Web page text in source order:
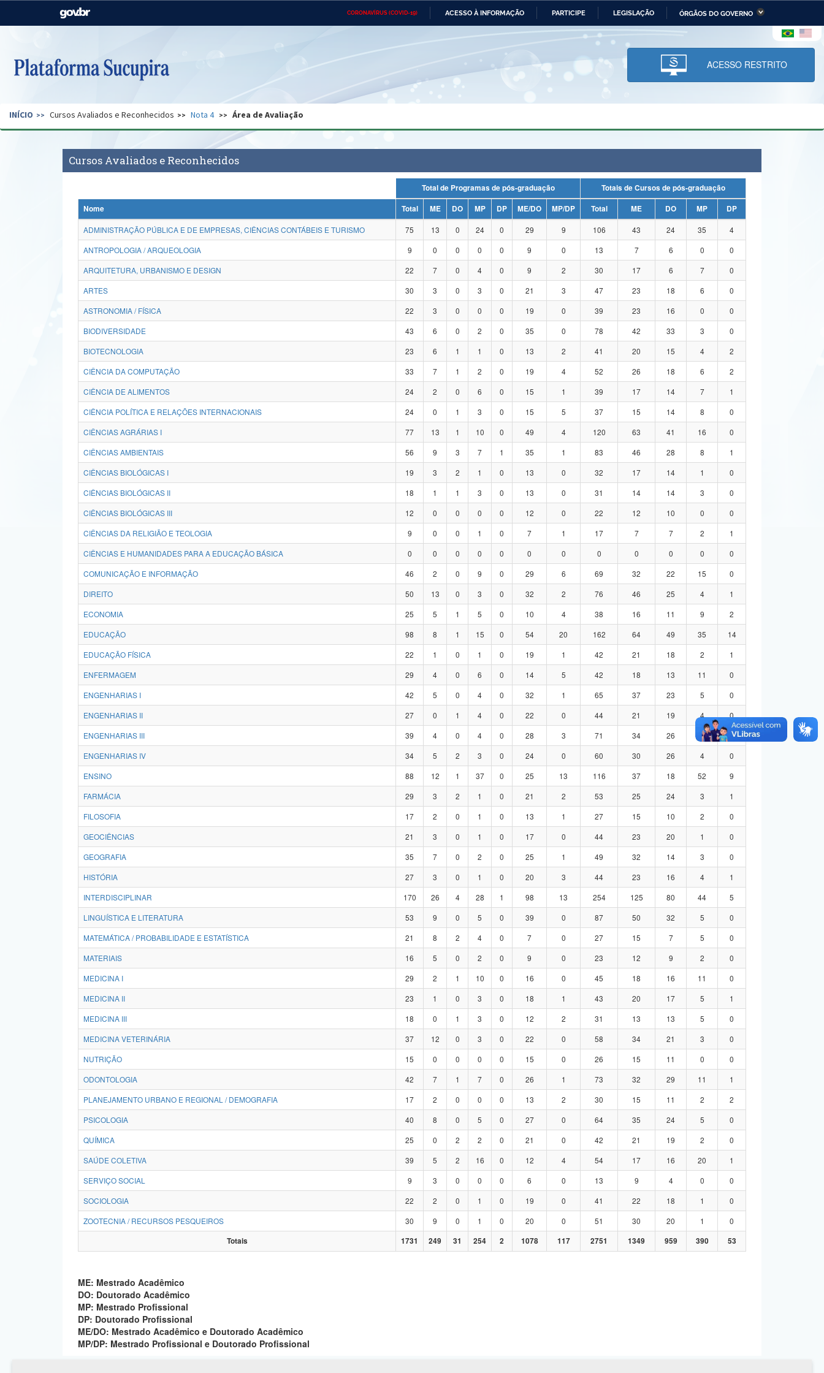
CORONAVÍRUS (COVID-19) ACESSO À INFORMAÇÃO PARTICIPE LEGISLAÇÃO ÓRGÃOS DO GOVERNO
Casa Civil Ministério das Relações Ministério da Economia Ministério da Infraestrutura
Pecuária e Abastecimento
Ministério da Ciência,
Tecnologia, Inovações e
Comunicações
Ministério do Desenvolvimento
Regional e dos Direitos Humanos
Secretaria de Governo Gabinete de Segurança Advocacia-Geral da União Banco Central do Brasil Planalto
ACESSO RESTRITO
INÍCIO Cursos Avaliados e Reconhecidos Nota 4 Área de Avaliação
Cursos Avaliados e Reconhecidos
Total de Programas de pós-graduação
Totais de Cursos de pós-graduação
Nome
Total ME DO MP DP ME/DO MP/DP Total ME DO MP
DP
ADMINISTRAÇÃO PÚBLICA E DE EMPRESAS, CIÊNCIAS CONTÁBEIS E TURISMO
75 13 0 24 0 29 9 106 43 24 35
4
ANTROPOLOGIA / ARQUEOLOGIA
9 0 0 0 0 9 0 13 7 6 0
0
ARQUITETURA, URBANISMO E DESIGN
22 7 0 4 0 9 2 30 17 6 7
0
ARTES
30 3 0 3 0 21 3 47 23 18 6
0
ASTRONOMIA / FÍSICA
22 3 0 0 0 19 0 39 23 16 0
0
BIODIVERSIDADE
43 6 0 2 0 35 0 78 42 33 3
0
BIOTECNOLOGIA
23 6 1 1 0 13 2 41 20 15 4
2
CIÊNCIA DA COMPUTAÇÃO
33 7 1 2 0 19 4 52 26 18 6
2
CIÊNCIA DE ALIMENTOS
24 2 0 6 0 15 1 39 17 14 7
1
CIÊNCIA POLÍTICA E RELAÇÕES INTERNACIONAIS
24 0 1 3 0 15 5 37 15 14 8
0
CIÊNCIAS AGRÁRIAS I
77 13 1 10 0 49 4 120 63 41 16
0
CIÊNCIAS AMBIENTAIS
56 9 3 7 1 35 1 83 46 28 8
1
CIÊNCIAS BIOLÓGICAS I
19 3 2 1 0 13 0 32 17 14 1
0
CIÊNCIAS BIOLÓGICAS II
18 1 1 3 0 13 0 31 14 14 3
0
CIÊNCIAS BIOLÓGICAS III
12 0 0 0 0 12 0 22 12 10 0
0
CIÊNCIAS DA RELIGIÃO E TEOLOGIA
9 0 0 1 0 7 1 17 7 7 2
1
CIÊNCIAS E HUMANIDADES PARA A EDUCAÇÃO BÁSICA
0 0 0 0 0 0 0 0 0 0 0
0
COMUNICAÇÃO E INFORMAÇÃO
46 2 0 9 0 29 6 69 32 22 15
0
DIREITO
50 13 0 3 0 32 2 76 46 25 4
1
ECONOMIA
25 5 1 5 0 10 4 38 16 11 9
2
EDUCAÇÃO
98 8 1 15 0 54 20 162 64 49 35
14
EDUCAÇÃO FÍSICA
22 1 0 1 0 19 1 42 21 18 2
1
ENFERMAGEM
29 4 0 6 0 14 5 42 18 13 11
0
ENGENHARIAS I
42 5 0 4 0 32 1 65 37 23 5
0
ENGENHARIAS II
27 0 1 4 0 22 0 44 21 19 4
0
ENGENHARIAS III
39 4 0 4 0 28 3 71 34 26 8
3
ENGENHARIAS IV
34 5 2 3 0 24 0 60 30 26 4
0
ENSINO
88 12 1 37 0 25 13 116 37 18 52
9
FARMÁCIA
29 3 2 1 0 21 2 53 25 24 3
1
FILOSOFIA
17 2 0 1 0 13 1 27 15 10 2
0
GEOCIÊNCIAS
21 3 0 1 0 17 0 44 23 20 1
0
GEOGRAFIA
35 7 0 2 0 25 1 49 32 14 3
0
HISTÓRIA
27 3 0 1 0 20 3 44 23 16 4
1
INTERDISCIPLINAR
170 26 4 28 1 98 13 254 125 80 44
5
LINGUÍSTICA E LITERATURA
53 9 0 5 0 39 0 87 50 32 5
0
MATEMÁTICA / PROBABILIDADE E ESTATÍSTICA
21 8 2 4 0 7 0 27 15 7 5
0
MATERIAIS
16 5 0 2 0 9 0 23 12 9 2
0
MEDICINA I
29 2 1 10 0 16 0 45 18 16 11
0
MEDICINA II
23 1 0 3 0 18 1 43 20 17 5
1
MEDICINA III
18 0 1 3 0 12 2 31 13 13 5
0
MEDICINA VETERINÁRIA
37 12 0 3 0 22 0 58 34 21 3
0
NUTRIÇÃO
15 0 0 0 0 15 0 26 15 11 0
0
ODONTOLOGIA
42 7 1 7 0 26 1 73 32 29 11
1
PLANEJAMENTO URBANO E REGIONAL / DEMOGRAFIA
17 2 0 0 0 13 2 30 15 11 2
2
PSICOLOGIA
40 8 0 5 0 27 0 64 35 24 5
0
QUÍMICA
25 0 2 2 0 21 0 42 21 19 2
0
SAÚDE COLETIVA
39 5 2 16 0 12 4 54 17 16 20
1
SERVIÇO SOCIAL
9 3 0 0 0 6 0 13 9 4 0
0
SOCIOLOGIA
22 2 0 1 0 19 0 41 22 18 1
0
ZOOTECNIA / RECURSOS PESQUEIROS
30 9 0 1 0 20 0 51 30 20 1
0
Totais
1731 249 31 254 2 1078 117 2751 1349 959 390 53
ME: Mestrado Acadêmico
DO: Doutorado Acadêmico
MP: Mestrado Profissional
DP: Doutorado Profissional
ME/DO: Mestrado Acadêmico e Doutorado Acadêmico
MP/DP: Mestrado Profissional e Doutorado Profissional